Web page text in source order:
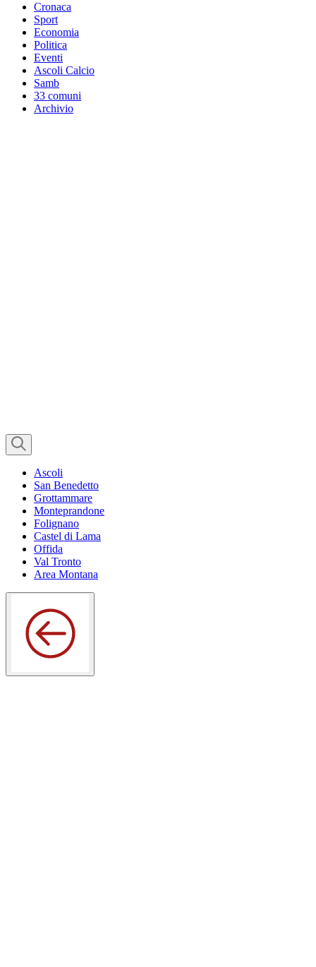
Cronaca
Sport
Economia
Politica
Eventi
Ascoli Calcio
Samb
33 comuni
Archivio
Ascoli
San Benedetto
Grottammare
Monteprandone
Folignano
Castel di Lama
Offida
Val Tronto
Area Montana